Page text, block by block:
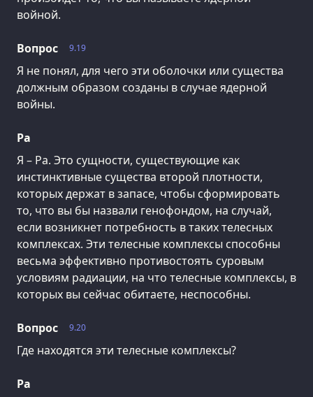
войной.
9.19
Вопрос
Я не понял, для чего эти оболочки или существа
должным образом созданы в случае ядерной
войны.
Ра
Я – Ра. Это сущности, существующие как
инстинктивные существа второй плотности,
которых держат в запасе, чтобы сформировать
то, что вы бы назвали генофондом, на случай,
если возникнет потребность в таких телесных
комплексах. Эти телесные комплексы способны
весьма эффективно противостоять суровым
условиям радиации, на что телесные комплексы, в
которых вы сейчас обитаете, неспособны.
9.20
Вопрос
Где находятся эти телесные комплексы?
Ра